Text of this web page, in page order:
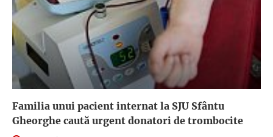
Familia unui pacient internat la SJU Sfântu
Gheorghe caută urgent donatori de trombocite